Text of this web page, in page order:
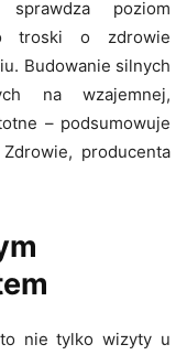
poziom
troski o zdrowie
Budowanie silnych
na wzajemnej,
– podsumowuje
producenta
nie tylko wizyty u